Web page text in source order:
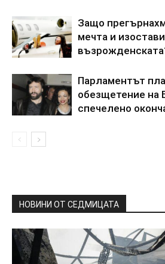
Защо
мечта и
Парламентът
обезщетение на
спечелено
НОВИНИ ОТ СЕДМИЦАТА